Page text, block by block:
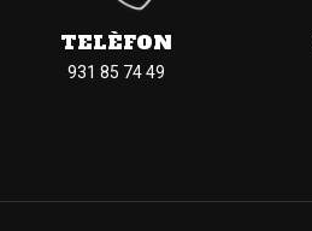
TELÈFON
931 85 74 49